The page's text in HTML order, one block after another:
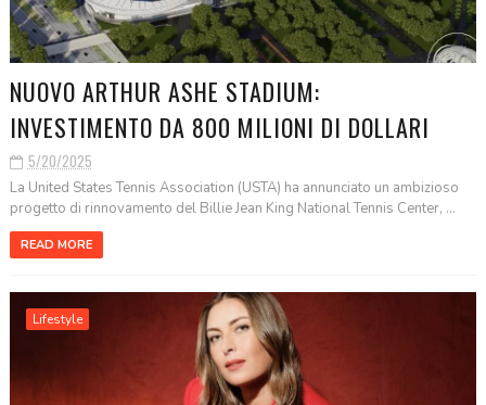
NUOVO ARTHUR ASHE STADIUM:
INVESTIMENTO DA 800 MILIONI DI DOLLARI
5/20/2025
La United States Tennis Association (USTA) ha annunciato un ambizioso
progetto di rinnovamento del Billie Jean King National Tennis Center, ...
READ MORE
Lifestyle